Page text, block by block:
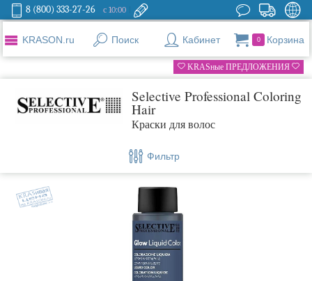
8 (800) 333-27-26 с 10:00
KRASON.ru Поиск Кабинет 0 Корзина
KRASные ПРЕДЛОЖЕНИЯ
Selective Professional Coloring
Hair
Краски для волос
Фильтр